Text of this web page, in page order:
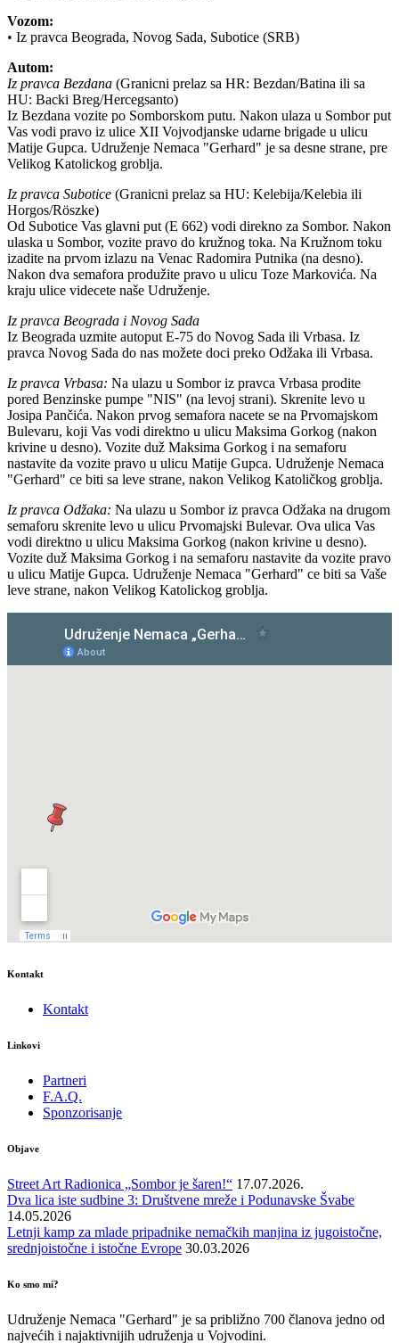
Vozom:
• Iz pravca Beograda, Novog Sada, Subotice (SRB)
Autom:
Iz pravca Bezdana (Granicni prelaz sa HR: Bezdan/Batina ili sa
HU: Backi Breg/Hercegsanto)
Iz Bezdana vozite po Somborskom putu. Nakon ulaza u Sombor put
Vas vodi pravo iz ulice XII Vojvodjanske udarne brigade u ulicu
Matije Gupca. Udruženje Nemaca "Gerhard" je sa desne strane, pre
Velikog Katolickog groblja.
Iz pravca Subotice (Granicni prelaz sa HU: Kelebija/Kelebia ili
Horgos/Röszke)
Od Subotice Vas glavni put (E 662) vodi direkno za Sombor. Nakon
ulaska u Sombor, vozite pravo do kružnog toka. Na Kružnom toku
izadite na prvom izlazu na Venac Radomira Putnika (na desno).
Nakon dva semafora produžite pravo u ulicu Toze Markovića. Na
kraju ulice videcete naše Udruženje.
Iz pravca Beograda i Novog Sada
Iz Beograda uzmite autoput E-75 do Novog Sada ili Vrbasa. Iz
pravca Novog Sada do nas možete doci preko Odžaka ili Vrbasa.
Iz pravca Vrbasa: Na ulazu u Sombor iz pravca Vrbasa prodite
pored Benzinske pumpe "NIS" (na levoj strani). Skrenite levo u
Josipa Pančića. Nakon prvog semafora nacete se na Prvomajskom
Bulevaru, koji Vas vodi direktno u ulicu Maksima Gorkog (nakon
krivine u desno). Vozite duž Maksima Gorkog i na semaforu
nastavite da vozite pravo u ulicu Matije Gupca. Udruženje Nemaca
"Gerhard" ce biti sa leve strane, nakon Velikog Katoličkog groblja.
Iz pravca Odžaka: Na ulazu u Sombor iz pravca Odžaka na drugom
semaforu skrenite levo u ulicu Prvomajski Bulevar. Ova ulica Vas
vodi direktno u ulicu Maksima Gorkog (nakon krivine u desno).
Vozite duž Maksima Gorkog i na semaforu nastavite da vozite pravo
u ulicu Matije Gupca. Udruženje Nemaca "Gerhard" ce biti sa Vaše
leve strane, nakon Velikog Katolickog groblja.
Kontakt
Kontakt
Linkovi
Partneri
F.A.Q.
Sponzorisanje
Objave
Street Art Radionica „Sombor je šaren!“ 17.07.2026.
Dva lica iste sudbine 3: Društvene mreže i Podunavske Švabe
14.05.2026
Letnji kamp za mlade pripadnike nemačkih manjina iz jugoistočne,
srednjoistočne i istočne Evrope 30.03.2026
Ko smo mi?
Udruženje Nemaca "Gerhard" je sa približno 700 članova jedno od
najvećih i najaktivnijih udruženja u Vojvodini.